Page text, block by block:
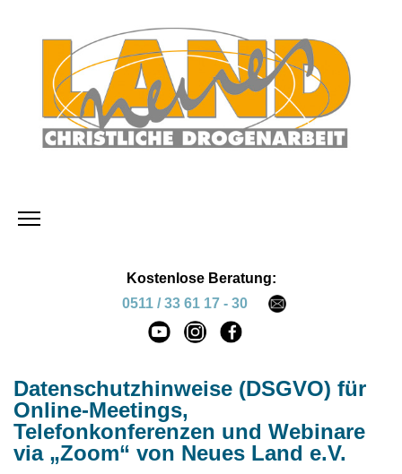
Kostenlose Beratung:
0511 / 33 61 17 - 30
Datenschutzhinweise (DSGVO) für
Online-Meetings,
Telefonkonferenzen und Webinare
via „Zoom“ von Neues Land e.V.